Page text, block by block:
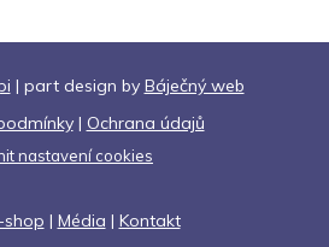
| part design by Báječný web
| Ochrana údajů
nastavení cookies
shop | Média | Kontakt